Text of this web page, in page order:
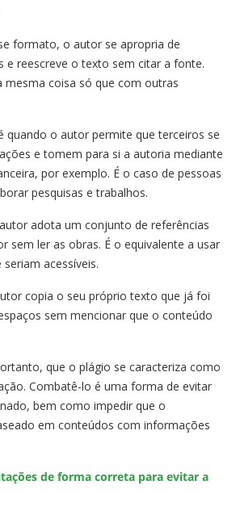
formato, o autor se apropria de
e reescreve o texto sem citar a fonte.
mesma coisa só que com outras
quando o autor permite que terceiros se
e tomem para si a autoria mediante
por exemplo. É o caso de pessoas
pesquisas e trabalhos.
adota um conjunto de referências
sem ler as obras. É o equivalente a usar
acessíveis.
copia o seu próprio texto que já foi
sem mencionar que o conteúdo
que o plágio se caracteriza como
Combatê-lo é uma forma de evitar
bem como impedir que o
em conteúdos com informações
de forma correta para evitar a